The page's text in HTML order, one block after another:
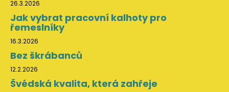
26.3.2026
Jak vybrat pracovní kalhoty pro
řemeslníky
16.3.2026
Bez škrábanců
12.2.2026
Švédská kvalita, která zahřeje